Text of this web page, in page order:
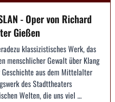
- Oper von Richard
Gießen
klassizistisches Werk, das
menschlicher Gewalt über Klang
Geschichte aus dem Mittelalter
des Stadttheaters
Welten, die uns viel ...